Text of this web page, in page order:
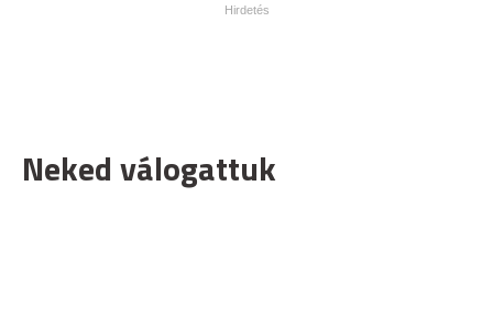
Neked válogattuk